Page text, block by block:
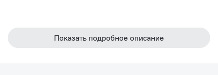
Показать подробное описание